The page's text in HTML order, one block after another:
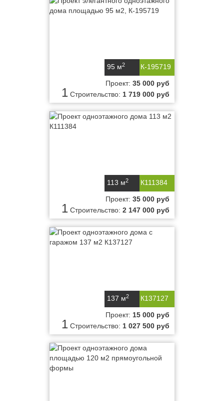
К-195719
95 м2
1
Проект: 35 000 руб
Строительство: 1 719 000 руб
К111384
113 м2
1
Проект: 35 000 руб
Строительство: 2 147 000 руб
К137127
137 м2
1
Проект: 15 000 руб
Строительство: 1 027 500 руб